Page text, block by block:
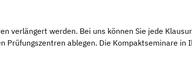
verlängert werden. Bei uns können Sie jede
Prüfungszentren ablegen. Die Kompaktseminare in